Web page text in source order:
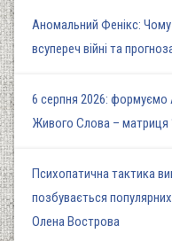
Аномальний Фенікс: Чому
всупереч війні та
6 серпня 2026: формуємо
Живого Слова – матриця
Психопатична тактика
позбувається
Олена Вострова